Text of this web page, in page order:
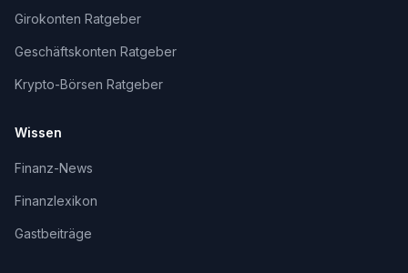
Girokonten Ratgeber
Geschäftskonten Ratgeber
Krypto-Börsen Ratgeber
Wissen
Finanz-News
Finanzlexikon
Gastbeiträge